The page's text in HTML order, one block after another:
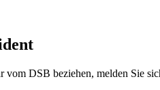
DSB beziehen, melden Sie